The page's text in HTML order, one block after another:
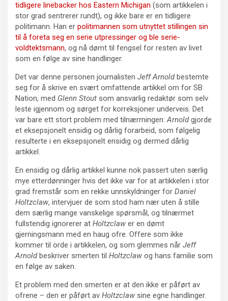
tidligere linebacker hos Eastern Michigan (som artikkelen i
stor grad sentrerer rundt), og ikke bare er en tidligere
politimann. Han er politimannen som utnyttet stillingen sin
til å foreta seg en serie utpressinger og ble serie-
voldtektsmann, og nå dømt til fengsel for resten av livet
som en følge av sine handlinger.
Det var denne personen journalisten Jeff Arnoldbestemte
seg for å skrive en svært omfattende artikkel om for SB
Nation, med Glenn Stout som ansvarlig redaktør som selv
leste igjennom og sørget for korreksjoner underveis. Det
var bare ett stort problem med tilnærmingen:Arnoldgjorde
et eksepsjonelt ensidig og dårlig forarbeid, som følgelig
resulterte i en eksepsjonelt ensidig og dermed dårlig
artikkel.
En ensidig og dårlig artikkel kunne nok passert uten særlig
mye etterdønninger hvis det ikke var for at artikkelen i stor
grad fremstår som en rekke unnskyldninger for Daniel
Holtzclaw, intervjuer de som stod ham nær uten å stille
dem særlig mange vanskelige spørsmål, og tilnærmet
fullstendig ignorerer at Holtzclaw er en dømt
gjerningsmann med en haug ofre. Offere som ikke
kommer til orde i artikkelen, og som glemmes når Jeff
Arnoldbeskriver smerten til Holtzclaw og hans familie som
en følge av saken.
Et problem med den smerten er at den ikke er påført av
ofrene – den er påført av Holtzclaw sine egne handlinger.